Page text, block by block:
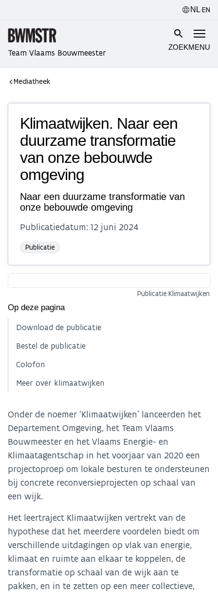
NL·EN
Team Vlaams Bouwmeester
ZOEKMENU
Mediatheek
Klimaatwijken. Naar een
duurzame transformatie
van onze bebouwde
omgeving
Naar een duurzame transformatie van
onze bebouwde omgeving
Publicatiedatum: 12 juni 2024
Publicatie
Publicatie Klimaatwijken
Op deze pagina
Download de publicatie
Bestel de publicatie
Colofon
Meer over klimaatwijken
Onder de noemer ‘Klimaatwijken’ lanceerden het
Departement Omgeving, het Team Vlaams
Bouwmeester en het Vlaams Energie- en
Klimaatagentschap in het voorjaar van 2020 een
projectoproep om lokale besturen te ondersteunen
bij concrete reconversieprojecten op schaal van
een wijk.
Het leertraject Klimaatwijken vertrekt van de
hypothese dat het meerdere voordelen biedt om
verschillende uitdagingen op vlak van energie,
klimaat en ruimte aan elkaar te koppelen, de
transformatie op schaal van de wijk aan te
pakken, en in te zetten op een meer collectieve,